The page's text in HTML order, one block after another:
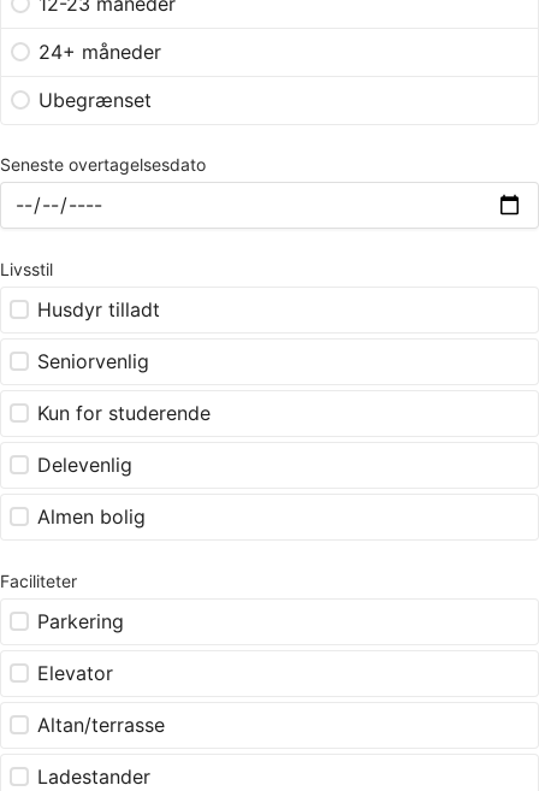
24+ måneder
Ubegrænset
Seneste overtagelsesdato
Livsstil
Husdyr tilladt
Seniorvenlig
Kun for studerende
Delevenlig
Almen bolig
Faciliteter
Parkering
Elevator
Altan/terrasse
Ladestander